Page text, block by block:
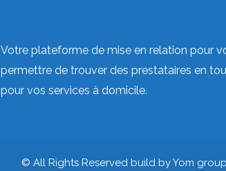
Votre plateforme de mise en relation pour
permettre de trouver des prestataires en
pour vos services à domicile.
© All Rights Reserved build by Yom group